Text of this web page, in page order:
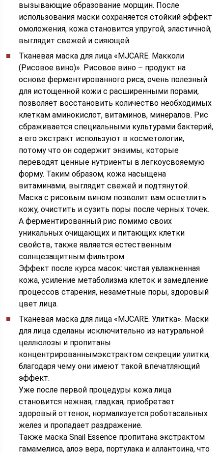
вызывающие образование морщин. После
использования маски сохраняется стойкий эффект
омоложения, кожа становится упругой, эластичной,
выглядит свежей и сияющей.
Тканевая маска для лица «MJCARE. Макколи
(Рисовое вино)». Рисовое вино – продукт на
основе ферментированного риса, очень полезный
для истощенной кожи с расширенными порами,
позволяет восстановить количество необходимых
клеткам аминокислот, витаминов, минералов. Рис
сбраживается специальными культурами бактерий,
а его экстракт используют в косметологии,
потому что он содержит энзимы, которые
переводят ценные нутриенты в легкоусвояемую
форму. Таким образом, кожа насыщена
витаминами, выглядит свежей и подтянутой.
Маска с рисовым вином позволит вам осветлить
кожу, очистить и сузить поры после черных точек.
А ферментированный рис помимо своих
уникальных очищающих и питающих клетки
свойств, также является естественным
солнцезащитным фильтром.
Эффект после курса масок: чистая увлажненная
кожа, усиление метаболизма клеток и замедление
процессов старения, незаметные поры, здоровый
цвет лица.
Тканевая маска для лица «MJCARE. Улитка». Маски
для лица сделаны исключительно из натуральной
целлюлозы и пропитаны
концентрированнымэкстрактом секреции улитки,
благодаря чему они имеют такой впечатляющий
эффект.
Уже после первой процедуры кожа лица
становится нежная, гладкая, приобретает
здоровый оттенок, нормализуется роботасальных
желез и пропадает раздражение.
Также маска Snail Essence пропитана экстрактом
гамамелиса, алоэ вера, портулака и аллантоина, что